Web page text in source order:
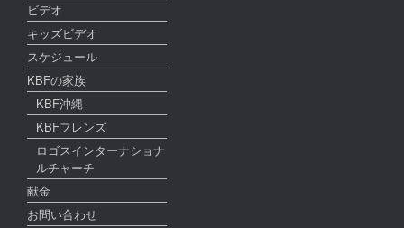
ビデオ
キッズビデオ
スケジュール
KBFの家族
KBF沖縄
KBFフレンズ
ロゴスインターナショナ
ルチャーチ
献金
お問い合わせ